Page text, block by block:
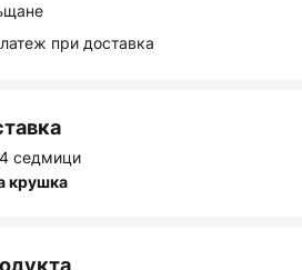
при доставка
седмици
крушка